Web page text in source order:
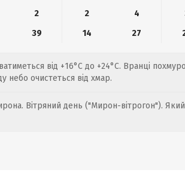
2 2 4
39 14 27
від +16°C до +24°C. Вранці
небо очистеться від хмар.
Вітряний день ("Мирон-вітрогон").